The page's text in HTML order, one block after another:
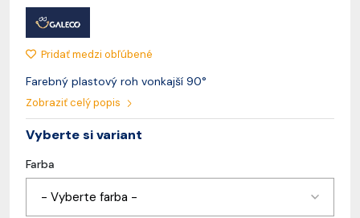
Pridať medzi obľúbené
Farebný plastový roh vonkajší 90°
Zobraziť celý popis
Vyberte si variant
Farba
- Vyberte farba -